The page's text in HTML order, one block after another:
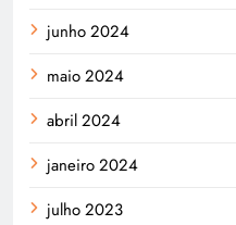
junho 2024
maio 2024
abril 2024
janeiro 2024
julho 2023